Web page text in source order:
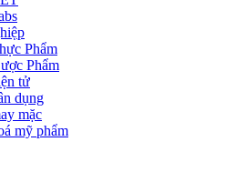
Phẩm
Phẩm
tử
dụng
mặc
mỹ phẩm